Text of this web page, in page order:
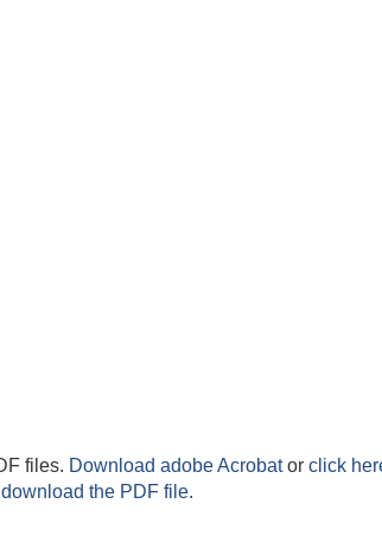
files. Download adobe Acrobator click
the PDF file.